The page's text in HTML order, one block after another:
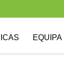
EQUIPA